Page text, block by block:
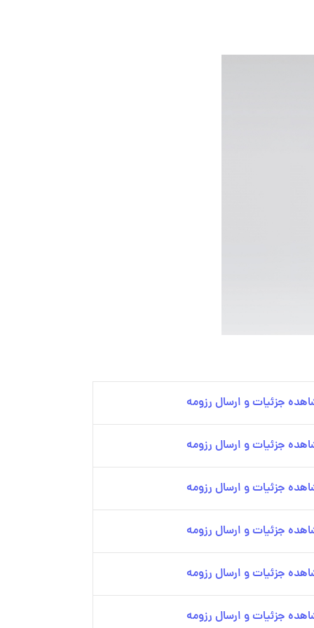
جزئیات و ارسال رزومه
جزئیات و ارسال رزومه
جزئیات و ارسال رزومه
جزئیات و ارسال رزومه
جزئیات و ارسال رزومه
جزئیات و ارسال رزومه